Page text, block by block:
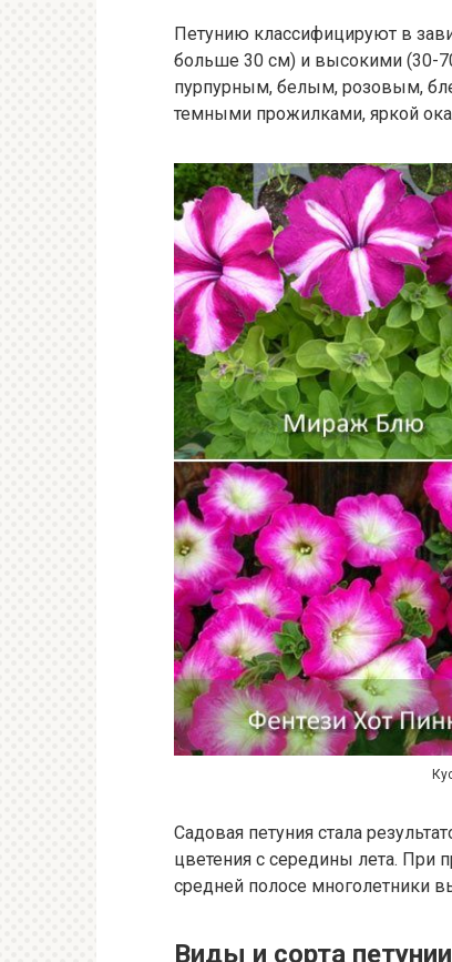
Петунию классифицируют в
больше 30 см) и высокими (30-
пурпурным, белым, розовым,
темными прожилками, яркой
Садовая петуния стала
цветения с середины лета. При
средней полосе многолетники
Виды и сорта петунии